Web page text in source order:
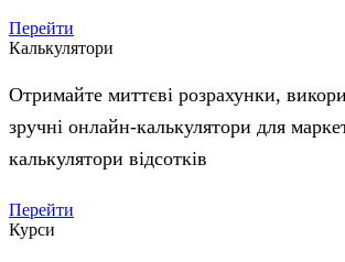
Перейти
Калькулятори
Отримайте миттєві розрахунки,
зручні онлайн-калькулятори для
калькулятори відсотків
Перейти
Курси